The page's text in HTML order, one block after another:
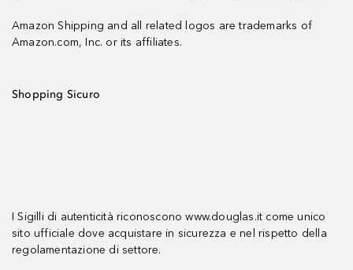
Amazon Shipping and all related logos are trademarks of
Amazon.com, Inc. or its affiliates.
Shopping Sicuro
I Sigilli di autenticità riconoscono www.douglas.it come unico
sito ufficiale dove acquistare in sicurezza e nel rispetto della
regolamentazione di settore.